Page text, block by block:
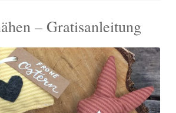
– Gratisanleitung